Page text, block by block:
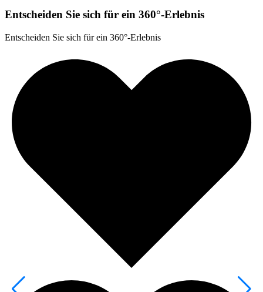
Entscheiden Sie sich für ein 360°-Erlebnis
Entscheiden Sie sich für ein 360°-Erlebnis